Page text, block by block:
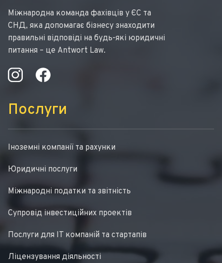
Міжнародна команда фахівців у ЄС та
СНД, яка допомагає бізнесу знаходити
правильні відповіді на будь-які юридичні
питання – це Antwort Law.
Послуги
Іноземні компанії та рахунки
Юридичні послуги
Міжнародні податки та звітність
Супровід інвестиційних проектів
Послуги для IT компаній та стартапів
Ліцензування діяльності